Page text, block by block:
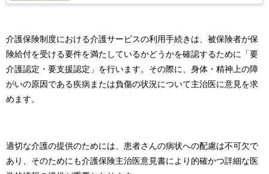
介護保険制度における介護サービスの利用手続きは、被保険者が保
険給付を受ける要件を満たしているかどうかを確認するために「要
介護認定・要支援認定」を行います。その際に、身体・精神上の障
がいの原因である疾病または負傷の状況について主治医に意見を求
めます。
適切な介護の提供のためには、患者さんの病状への配慮は不可欠で
あり、そのためにも介護保険主治医意見書により的確かつ詳細な医